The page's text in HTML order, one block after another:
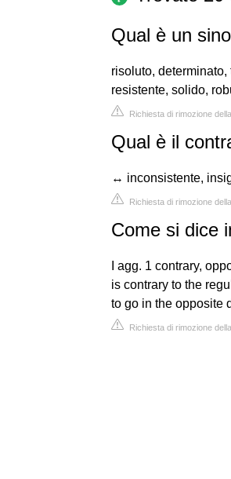
Qual è un
risoluto,
resistente, solido,
Richiesta di rimozione
Qual è il
↔ inconsistente,
Richiesta di rimozione
Come si dice
I agg. 1 contrary,
is contrary to the
to go in the opposite
Richiesta di rimozione